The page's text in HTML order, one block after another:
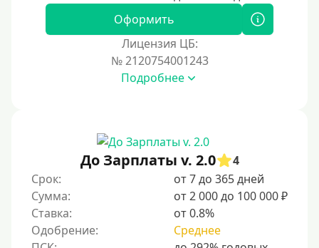
На погашение других займов
До зарплаты
Без документов
По ИНН
По загранпаспорту
По военному билету
Оформить
Лицензия ЦБ:
№ 2120754001243
Подробнее
До Зарплаты v. 2.0
4
Срок:
от 7 до 365 дней
Сумма:
от 2 000 до 100 000 ₽
Ставка:
от 0.8%
Одобрение:
Среднее